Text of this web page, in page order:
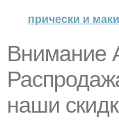
прически и
Внимание
наши